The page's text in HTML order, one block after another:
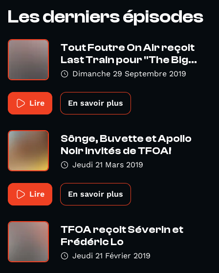
Les derniers épisodes
Tout Foutre On Air reçoit
Last Train pour "The Big...
Dimanche 29 Septembre 2019
Lire En savoir plus
Sônge, Buvette et Apollo
Noir invités de TFOA!
Jeudi 21 Mars 2019
Lire En savoir plus
TFOA reçoit Séverin et
Frédéric Lo
Jeudi 21 Février 2019